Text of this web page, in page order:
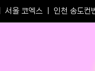
서울 코엑스 인천 송도컨